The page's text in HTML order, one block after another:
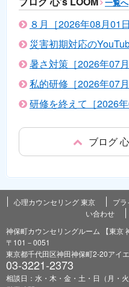
一覧へ
８月［2026年08月01日
災害初期対応の
暑さ対策［2026年07月
私的研修［2026年07月
研修を終えて［2026年
ブログ
心理カウンセリング 東京 プ
い合わせ
神保町カウンセリングルーム 【東京
〒101－0051
東京都千代田区神田神保町2-20アイ
03-3221-2373
相談日：水・木・金・土・日（月・火